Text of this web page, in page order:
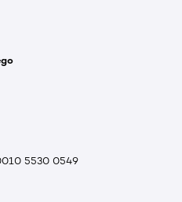
5530 0549